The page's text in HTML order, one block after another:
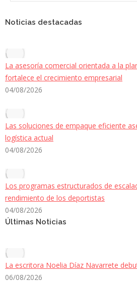
Noticias destacadas
La asesoría comercial orientada a la
fortalece el crecimiento empresarial
04/08/2026
Las soluciones de empaque eficiente
logística actual
04/08/2026
Los programas estructurados de
rendimiento de los deportistas
04/08/2026
Últimas Noticias
La escritora Noelia Díaz Navarrete
06/08/2026